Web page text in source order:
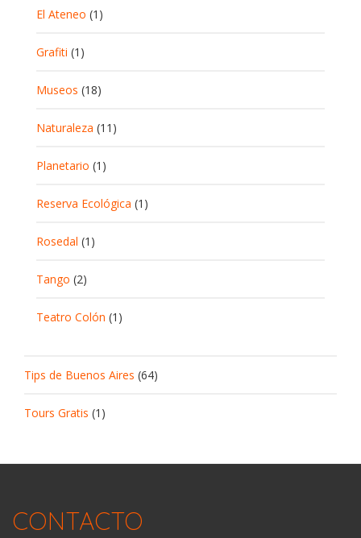
El Ateneo (1)
Grafiti (1)
Museos (18)
Naturaleza (11)
Planetario (1)
Reserva Ecológica (1)
Rosedal (1)
Tango (2)
Teatro Colón (1)
Tips de Buenos Aires (64)
Tours Gratis (1)
CONTACTO